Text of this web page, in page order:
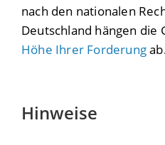
nach den nationalen
Deutschland hängen die
Höhe Ihrer Forderung
Hinweise